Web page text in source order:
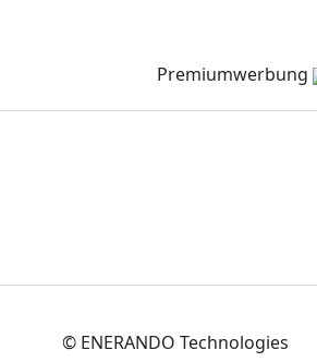
Premiumwerbung
© ENERANDO Technologies